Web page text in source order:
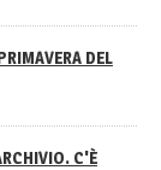
DEL
C'È